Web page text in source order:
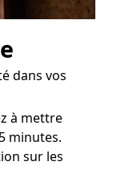
dans vos
à mettre
minutes.
sur les